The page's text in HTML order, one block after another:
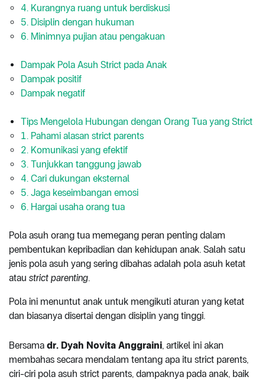
4. Kurangnya ruang untuk berdiskusi
5. Disiplin dengan hukuman
6. Minimnya pujian atau pengakuan
Dampak Pola Asuh Strict pada Anak
Dampak positif
Dampak negatif
Tips Mengelola Hubungan dengan Orang Tua yang Strict
1. Pahami alasan strict parents
2. Komunikasi yang efektif
3. Tunjukkan tanggung jawab
4. Cari dukungan eksternal
5. Jaga keseimbangan emosi
6. Hargai usaha orang tua
Pola asuh orang tua memegang peran penting dalam
pembentukan kepribadian dan kehidupan anak. Salah satu
jenis pola asuh yang sering dibahas adalah pola asuh ketat
atau strict parenting.
Pola ini menuntut anak untuk mengikuti aturan yang ketat
dan biasanya disertai dengan disiplin yang tinggi.
Bersama dr. Dyah Novita Anggraini, artikel ini akan
membahas secara mendalam tentang apa itu strict parents,
ciri-ciri pola asuh strict parents, dampaknya pada anak, baik